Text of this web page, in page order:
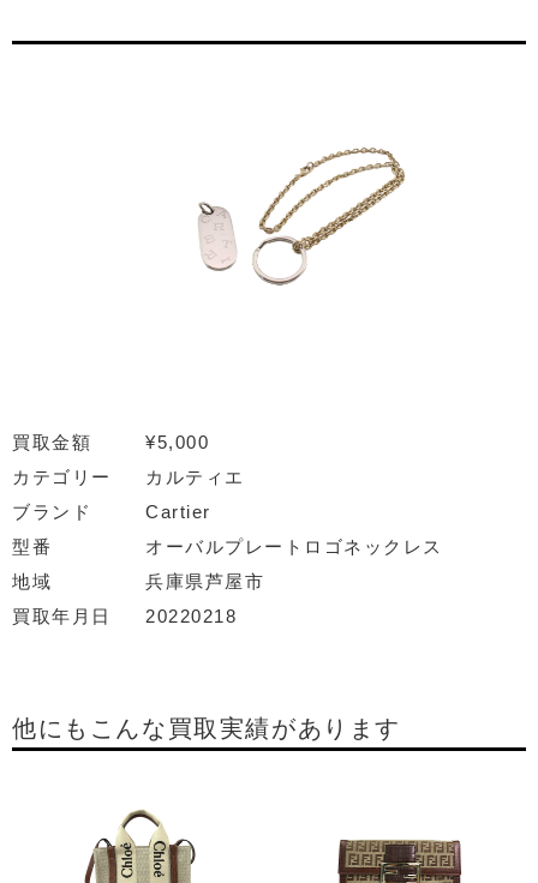
買取金額
¥5,000
カテゴリー
カルティエ
ブランド
Cartier
型番
オーバルプレートロゴネックレス
地域
兵庫県芦屋市
買取年月日
20220218
他にもこんな買取実績があります